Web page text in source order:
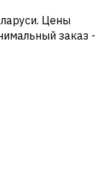
Цены
заказ -